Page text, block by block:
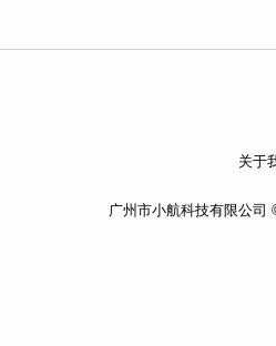
关于
广州市小航科技有限公